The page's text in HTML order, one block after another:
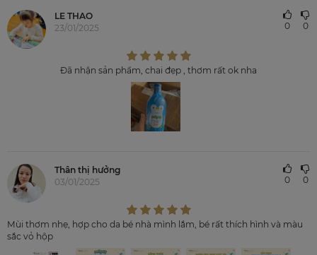
LE THAO
23/01/2025
Đã nhận sản phẩm, chai đẹp , thơm rất ok nha
0 0
Thân thị hưởng
03/01/2025
Mùi thơm nhẹ, hợp cho da bé nhà mình lắm, bé rất thích hình và màu
sắc vỏ hộp
0 0